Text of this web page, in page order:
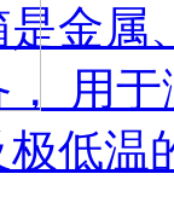
金属
用
低温